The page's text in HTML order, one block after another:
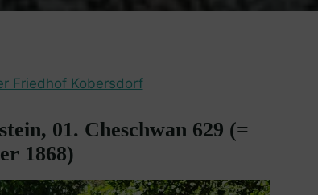
Friedhof Kobersdorf
01. Cheschwan 629 (=
1868)